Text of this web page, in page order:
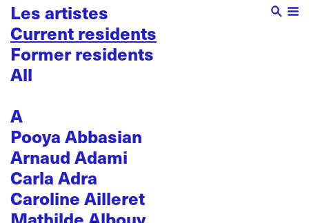
Les artistes
Current residents
Former residents
All
A
Pooya Abbasian
Arnaud Adami
Carla Adra
Caroline Ailleret